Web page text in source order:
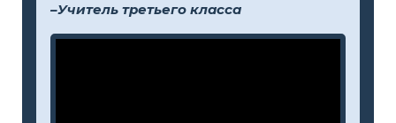
–Учитель третьего класса